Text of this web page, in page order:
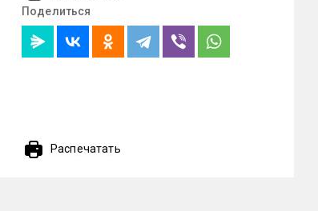
Поделиться
Распечатать